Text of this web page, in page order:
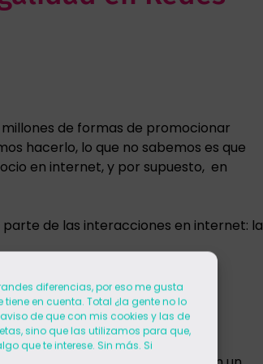
diferencias, por eso me gusta
en cuenta. Total ¿la gente no lo
de que con mis cookies y las de
sino que las utilizamos para que,
que te interese. Sin más. Si
de formas de promocionar
hacerlo, lo que no sabemos es que
en internet, y por supuesto, en
de las interacciones en internet: la
de posibles sanciones, sino que
y potencia tu credibilidad.
a interactuar con